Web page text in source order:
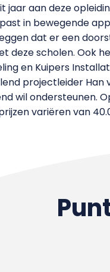
jaar aan deze
in bewegende
dat er een
deze scholen. Ook
en Kuipers
projectleider
wil ondersteunen.
variëren van